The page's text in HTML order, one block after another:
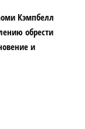
Кэмпбелл
обрести
и